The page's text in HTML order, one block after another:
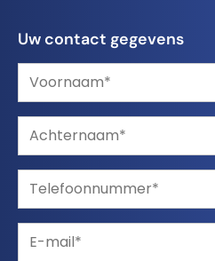
Uw contact gegevens